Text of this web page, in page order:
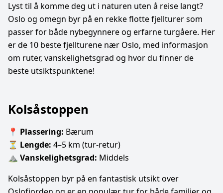
Lyst til å komme deg ut i naturen uten å reise langt?
Oslo og omegn byr på en rekke flotte fjellturer som
passer for både nybegynnere og erfarne turgåere. Her
er de 10 beste fjellturene nær Oslo, med informasjon
om ruter, vanskelighetsgrad og hvor du finner de
beste utsiktspunktene!
Kolsåstoppen
📍 Plassering: Bærum
⏳ Lengde: 4–5 km (tur-retur)
⛰ Vanskelighetsgrad: Middels
Kolsåstoppen byr på en fantastisk utsikt over